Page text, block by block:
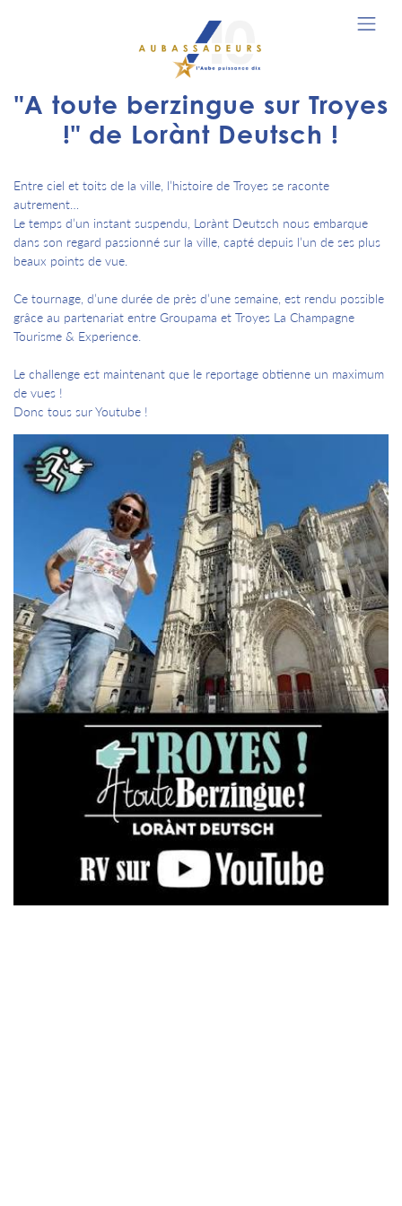
"A toute berzingue sur Troyes
!" de Lorànt Deutsch !
Entre ciel et toits de la ville, l’histoire de Troyes se raconte
autrement…
Le temps d’un instant suspendu, Lorànt Deutsch nous embarque
dans son regard passionné sur la ville, capté depuis l’un de ses plus
beaux points de vue.
Ce tournage, d’une durée de près d’une semaine, est rendu possible
grâce au partenariat entre Groupama et Troyes La Champagne
Tourisme & Experience.
Le challenge est maintenant que le reportage obtienne un maximum
de vues !
Donc tous sur Youtube !